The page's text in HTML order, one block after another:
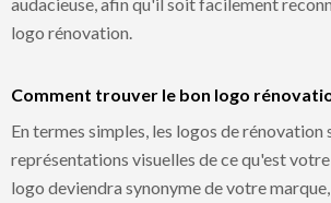
logo rénovation.
Comment trouver le bon logo
En termes simples, les logos de rénovation
représentations visuelles de ce qu'est
logo deviendra synonyme de votre